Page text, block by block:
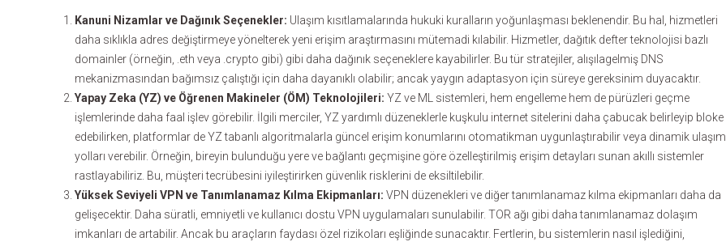
Kanuni Nizamlar ve Dağınık Seçenekler: Ulaşım kısıtlamalarında hukuki kuralların yoğunlaşması beklenendir. Bu hal, hizmetleri
daha sıklıkla adres değiştirmeye yönelterek yeni erişim araştırmasını mütemadi kılabilir. Hizmetler, dağıtık defter teknolojisi bazlı
domainler (örneğin, .eth veya .crypto gibi) gibi daha dağınık seçeneklere kayabilirler. Bu tür stratejiler, alışılagelmiş DNS
mekanizmasından bağımsız çalıştığı için daha dayanıklı olabilir; ancak yaygın adaptasyon için süreye gereksinim duyacaktır.
Yapay Zeka (YZ) ve Öğrenen Makineler (ÖM) Teknolojileri: YZ ve ML sistemleri, hem engelleme hem de pürüzleri geçme
işlemlerinde daha faal işlev görebilir. İlgili merciler, YZ yardımlı düzeneklerle kuşkulu internet sitelerini daha çabucak belirleyip bloke
edebilirken, platformlar de YZ tabanlı algoritmalarla güncel erişim konumlarını otomatikman uygunlaştırabilir veya dinamik ulaşım
yolları verebilir. Örneğin, bireyin bulunduğu yere ve bağlantı geçmişine göre özelleştirilmiş erişim detayları sunan akıllı sistemler
rastlayabiliriz. Bu, müşteri tecrübesini iyileştirirken güvenlik risklerini de eksiltilebilir.
Yüksek Seviyeli VPN ve Tanımlanamaz Kılma Ekipmanları: VPN düzenekleri ve diğer tanımlanamaz kılma ekipmanları daha da
gelişecektir. Daha süratli, emniyetli ve kullanıcı dostu VPN uygulamaları sunulabilir. TOR ağı gibi daha tanımlanamaz dolaşım
imkanları de artabilir. Ancak bu araçların faydası özel rizikoları eşliğinde sunacaktır. Fertlerin, bu sistemlerin nasıl işlediğini,